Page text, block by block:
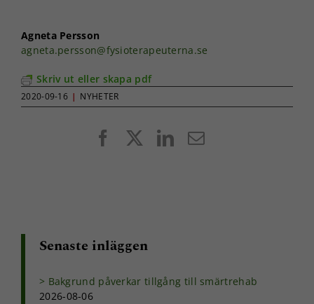
Agneta Persson
agneta.persson@fysioterapeuterna.se
Skriv ut eller skapa pdf
2020-09-16 | NYHETER
FacebookLinkedIn
E-
Senaste inläggen
Bakgrund påverkar tillgång till smärtrehab
2026-08-06